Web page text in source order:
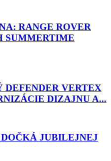
RANGE ROVER
SUMMERTIME
DEFENDER VERTEX
DIZAJNU A...
JUBILEJNEJ